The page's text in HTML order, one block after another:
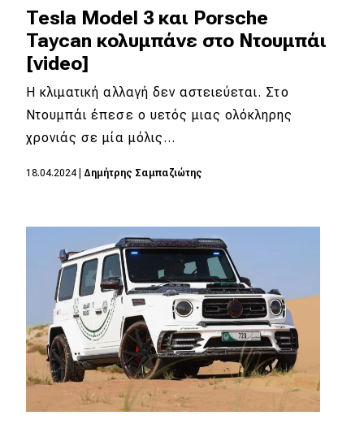
Tesla Model 3 και Porsche
Taycan κολυμπάνε στο Ντουμπάι
[video]
Η κλιματική αλλαγή δεν αστειεύεται. Στο
Ντουμπάι έπεσε ο υετός μιας ολόκληρης
χρονιάς σε μία μόλις…
18.04.2024| Δημήτρης Σαμπαζιώτης